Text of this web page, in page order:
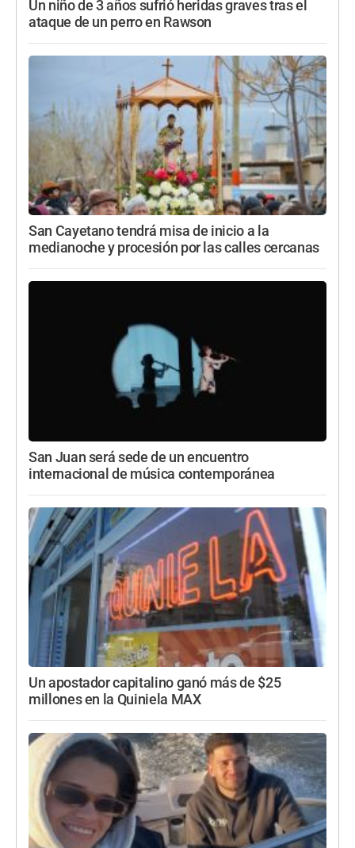
Un niño de 3 años sufrió heridas graves tras el
ataque de un perro en Rawson
San Cayetano tendrá misa de inicio a la
medianoche y procesión por las calles cercanas
San Juan será sede de un encuentro
internacional de música contemporánea
Un apostador capitalino ganó más de $25
millones en la Quiniela MAX